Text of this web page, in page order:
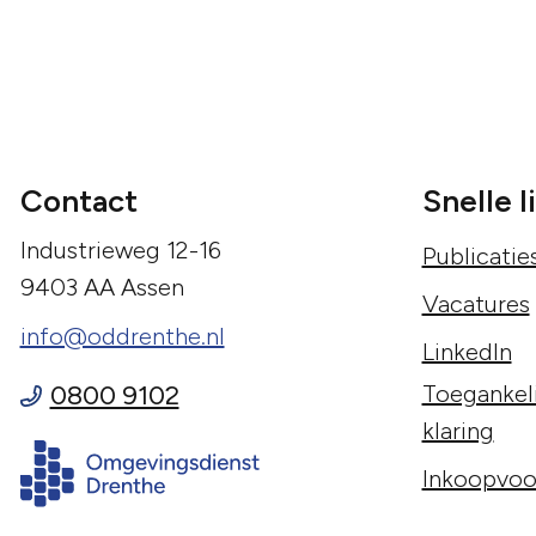
Contact
Industrieweg 12-16
9403 AA Assen
info@oddrenthe.nl
0800 9102
Snelle
Vacatures
LinkedIn
klaring